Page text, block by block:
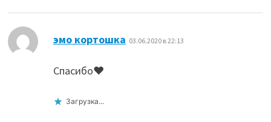
эмо кортошка 03.06.2020 в 22:13
Спасибо❤️
Загрузка...